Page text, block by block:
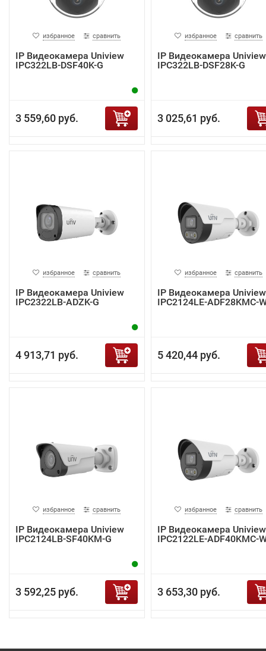
избранное сравнить
IP Видеокамера Uniview
IPC322LB-DSF40K-G
3 559,60 руб.
избранное сравнить
IP Видеокамера Uniview
IPC322LB-DSF28K-G
3 025,61 руб.
избранное сравнить
IP Видеокамера Uniview
IPC2322LB-ADZK-G
4 913,71 руб.
избранное сравнить
IP Видеокамера Uniview
IPC2124LE-ADF28KMC-
5 420,44 руб.
избранное сравнить
IP Видеокамера Uniview
IPC2124LB-SF40KM-G
3 592,25 руб.
избранное сравнить
IP Видеокамера Uniview
IPC2122LE-ADF40KMC-
3 653,30 руб.